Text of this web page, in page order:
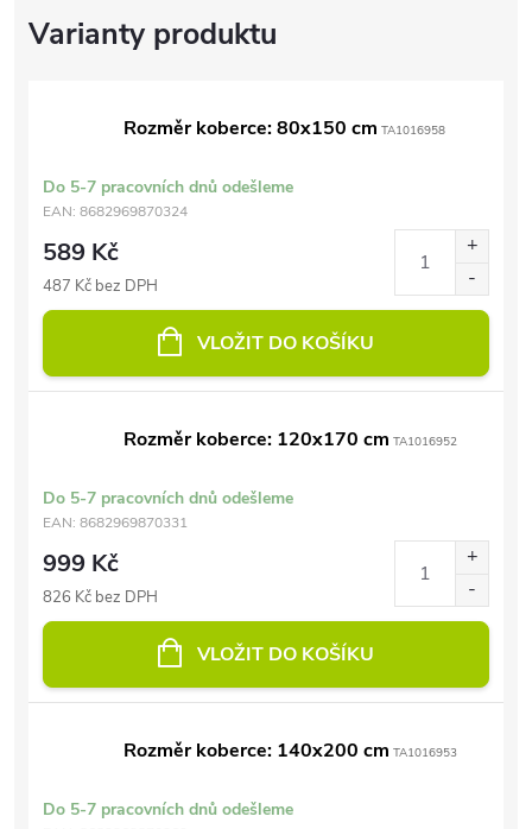
Rozměr koberce: 80x150 cm TA1016958
Do 5-7 pracovních dnů odešleme
EAN: 8682969870324
589 Kč
487 Kč bez DPH
VLOŽIT DO KOŠÍKU
Rozměr koberce: 120x170 cm TA1016952
Do 5-7 pracovních dnů odešleme
EAN: 8682969870331
999 Kč
826 Kč bez DPH
VLOŽIT DO KOŠÍKU
Rozměr koberce: 140x200 cm TA1016953
Do 5-7 pracovních dnů odešleme